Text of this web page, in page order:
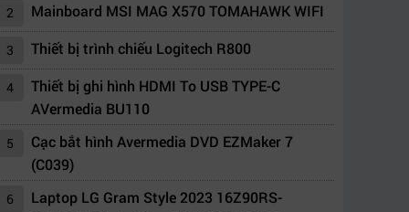
2 Mainboard MSI MAG X570 TOMAHAWK WIFI
3 Thiết bị trình chiếu Logitech R800
4
Thiết bị ghi hình HDMI To USB TYPE-C
AVermedia BU110
5
Cạc bắt hình Avermedia DVD EZMaker 7
(C039)
6
Laptop LG Gram Style 2023 16Z90RS-